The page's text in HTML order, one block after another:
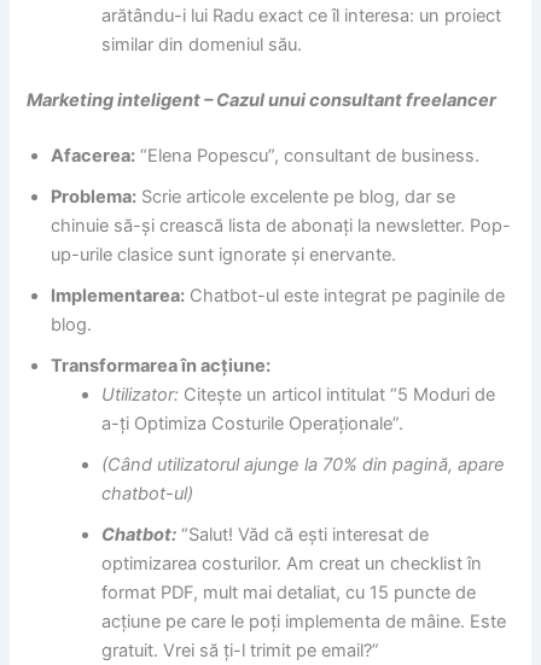
arătându-i lui Radu exact ce îl interesa: un proiect
similar din domeniul său.
Marketing inteligent – Cazul unui consultant freelancer
Afacerea: “Elena Popescu”, consultant de business.
Problema: Scrie articole excelente pe blog, dar se
chinuie să-și crească lista de abonați la newsletter. Pop-
up-urile clasice sunt ignorate și enervante.
Implementarea: Chatbot-ul este integrat pe paginile de
blog.
Transformarea în acțiune:
Utilizator: Citește un articol intitulat “5 Moduri de
a-ți Optimiza Costurile Operaționale”.
(Când utilizatorul ajunge la 70% din pagină, apare
chatbot-ul)
Chatbot: “Salut! Văd că ești interesat de
optimizarea costurilor. Am creat un checklist în
format PDF, mult mai detaliat, cu 15 puncte de
acțiune pe care le poți implementa de mâine. Este
gratuit. Vrei să ți-l trimit pe email?”